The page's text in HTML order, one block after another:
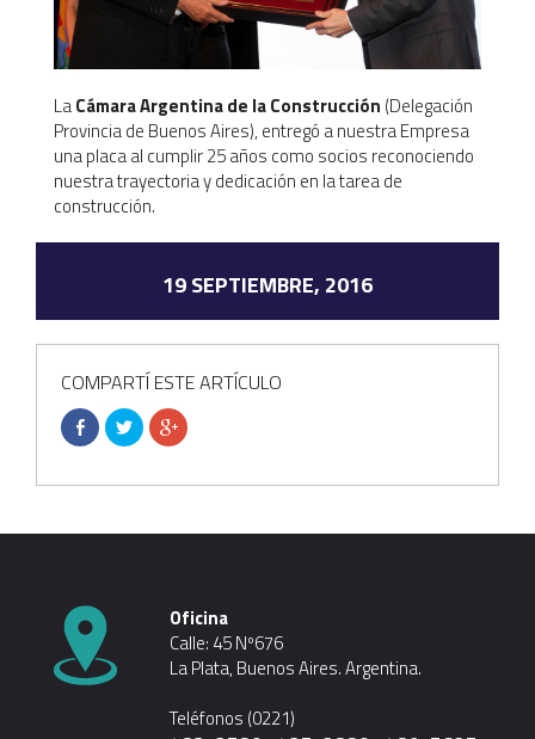
LaCámara Argentina de la Construcción (Delegación
Provincia de Buenos Aires), entregó a nuestra Empresa
una placa al cumplir 25 años como socios reconociendo
nuestra trayectoria y dedicación en la tarea de
construcción.
19 SEPTIEMBRE, 2016
COMPARTÍ ESTE ARTÍCULO
Comparte
en
Facebook
abre
nueva)
Haz
clic
para
en
en
Haz
clic
en
en
Oficina
Calle: 45 Nº676
La Plata, Buenos Aires. Argentina.
Teléfonos (0221)